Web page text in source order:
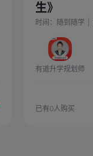
生》
时间： 随到随学
有道升学规划师
已有0人购买